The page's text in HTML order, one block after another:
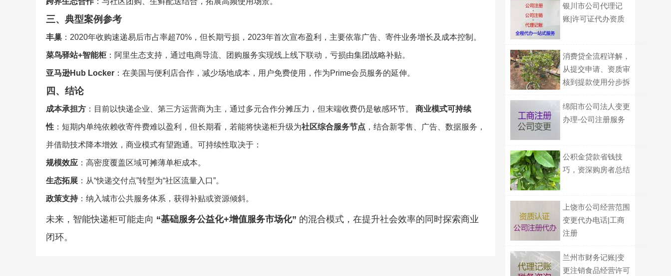
三、典型案例参考
丰巢 ：2020年收购速递易后市占率超70%，但长期亏损，2023年首次宣布盈利，主要依靠广告、寄件业务增长及成本控制。
菜鸟驿站+智能柜：阿里生态支持，通过电商导流、团购服务实现线上线下联动，亏损由集团战略补贴。
亚马逊Hub Locker ：在美国与便利店合作，减少场地成本，用户免费使用，作为Prime会员服务的延伸。
四、结论
成本承担方 ：目前以快递企业、第三方运营商为主，通过多元合作分摊压力，但末端收费仍是敏感环节。 商业模式可持续
性 ：短期内单纯依赖收寄件费难以盈利，但长期看，若能将快递柜升级为社区综合服务节点 ，结合新零售、广告、数据服务，
并借助技术降本增效，商业模式有望跑通。可持续性取决于：
规模效应 ：高密度覆盖区域可摊薄单柜成本。
生态拓展 ：从“快递交付点”转型为“社区流量入口”。
政策支持：纳入城市公共服务体系，获得补贴或资源倾斜。
未来，智能快递柜可能走向 “基础服务公益化+增值服务市场化” 的混合模式，在提升社会效率的同时探索商业
闭环。
银川市公司代理记
账|许可证代办资质
消费贷全流程详解，
从提交申请、资质审
核到提款使用分步拆
绵阳市公司法人变更
办理-公司注册服务
公积金贷款省钱技
巧，资深购房者总结
上饶市公司经营范围
变更代办电话|工商
注册
兰州市财务记账|变
更注销食品经营许可